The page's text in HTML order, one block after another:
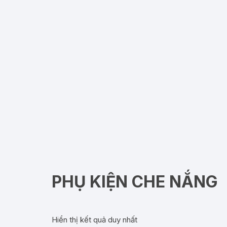
PHỤ KIỆN CHE NẮNG
Hiển thị kết quả duy nhất